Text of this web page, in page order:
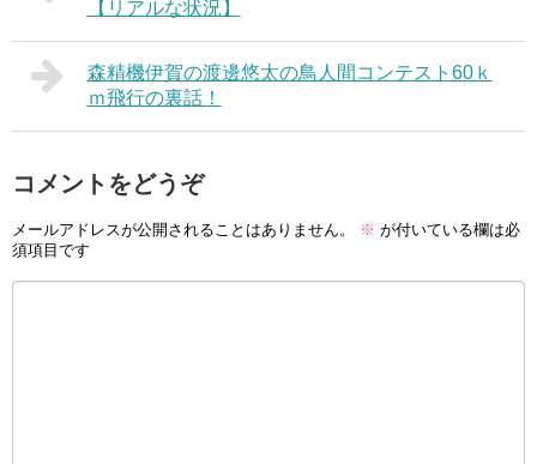
【リアルな状況】
森精機伊賀の渡邊悠太の鳥人間コンテスト60ｋ
ｍ飛行の裏話！
コメントをどうぞ
メールアドレスが公開されることはありません。 ※ が付いている欄は必
須項目です